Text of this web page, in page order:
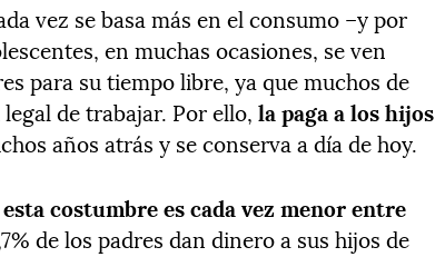
vez se basa más en el consumo –y por
en muchas ocasiones, se ven
para su tiempo libre, ya que muchos de
de trabajar. Por ello,la paga a los hijos
años atrás y se conserva a día de hoy.
esta costumbre es cada vez menor entre
de los padres dan dinero a sus hijos de